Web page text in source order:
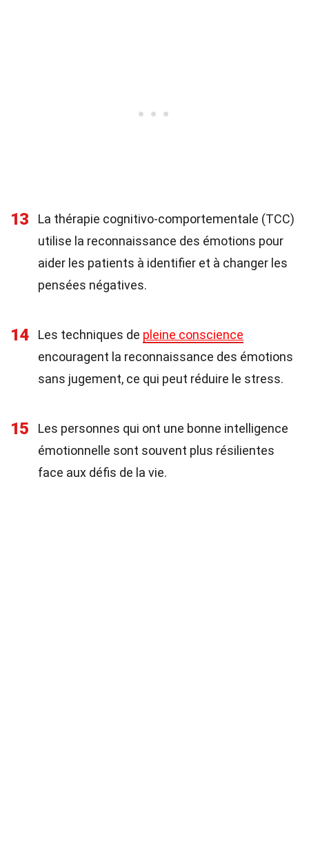
13
La thérapie cognitivo-comportementale (TCC)
utilise la reconnaissance des émotions pour
aider les patients à identifier et à changer les
pensées négatives.
14 Les techniques de pleine conscience
encouragent la reconnaissance des émotions
sans jugement, ce qui peut réduire le stress.
15
Les personnes qui ont une bonne intelligence
émotionnelle sont souvent plus résilientes
face aux défis de la vie.